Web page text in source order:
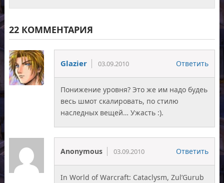
22 КОММЕНТАРИЯ
Glazier 03.09.2010 Ответить
Понижение уровня? Это же им надо будеь
весь шмот скалировать, по стилю
наследных вещей… Ужасть :).
Anonymous 03.09.2010 Ответить
In World of Warcraft: Cataclysm, Zul’Gurub